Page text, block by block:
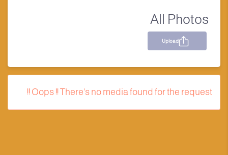
All Photos
Upload
Oops !! There's no media found for the request !!